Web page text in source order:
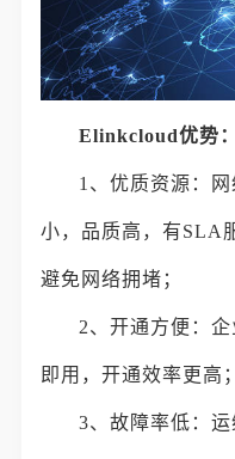
Elinkcloud优势：
1、优质资源：
小，品质高，有SLA
避免网络拥堵；
2、开通方便：
即用，开通效率更高；
3、故障率低：